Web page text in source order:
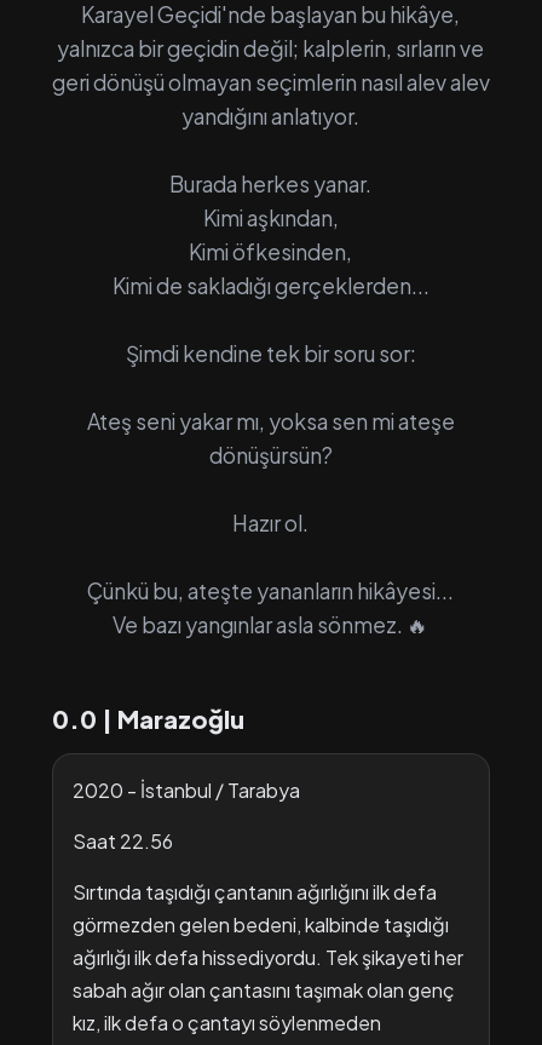
Karayel Geçidi'nde başlayan bu hikâye,
yalnızca bir geçidin değil; kalplerin, sırların ve
geri dönüşü olmayan seçimlerin nasıl alev alev
yandığını anlatıyor.
Burada herkes yanar.
Kimi aşkından,
Kimi öfkesinden,
Kimi de sakladığı gerçeklerden...
Şimdi kendine tek bir soru sor:
Ateş seni yakar mı, yoksa sen mi ateşe
dönüşürsün?
Hazır ol.
Çünkü bu, ateşte yananların hikâyesi...
Ve bazı yangınlar asla sönmez. 🔥
0.0 | Marazoğlu
2020 - İstanbul / Tarabya
Saat 22.56
Sırtında taşıdığı çantanın ağırlığını ilk defa
görmezden gelen bedeni, kalbinde taşıdığı
ağırlığı ilk defa hissediyordu. Tek şikayeti her
sabah ağır olan çantasını taşımak olan genç
kız, ilk defa o çantayı söylenmeden